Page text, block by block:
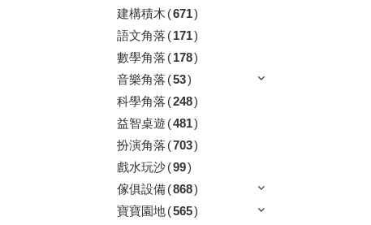
建構積木 (671)
語文角落 (171)
數學角落 (178)
音樂角落 (53)
科學角落 (248)
益智桌遊 (481)
扮演角落 (703)
戲水玩沙(99)
傢俱設備(868)
寶寶園地(565)